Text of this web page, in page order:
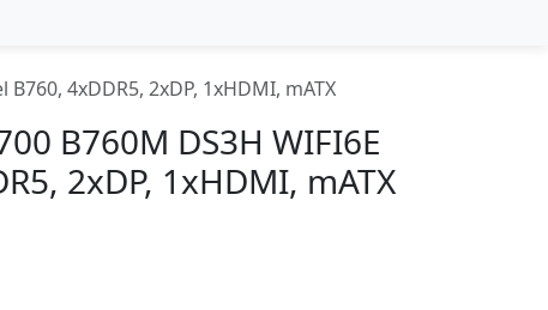
B760, 4xDDR5, 2xDP, 1xHDMI, mATX
B760M DS3H WIFI6E
2xDP, 1xHDMI, mATX